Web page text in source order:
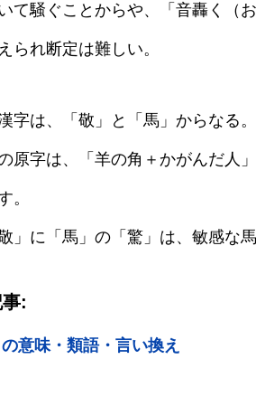
て騒ぐことからや、「音轟く（
られ断定は難しい。
字は、「敬」と「馬」からなる。
の原字は、「羊の角＋かがんだ人
。
」に「馬」の「驚」は、敏感な
:
意味・類語・言い換え